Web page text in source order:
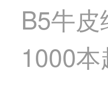
B5牛
1000